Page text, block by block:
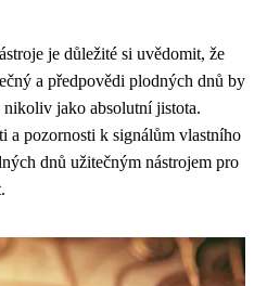
je důležité si uvědomit, že
a předpovědi plodných dnů by
jako absolutní jistota.
a pozornosti k signálům vlastního
dnů užitečným nástrojem pro